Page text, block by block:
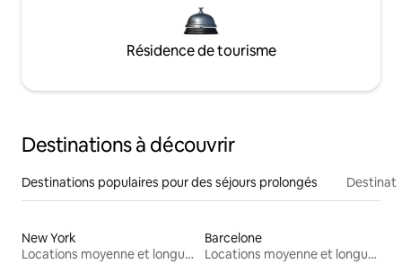
Résidence de tourisme
Destinations à découvrir
Destinations populaires pour des séjours prolongés
New York
Locations moyenne et longue durée
Barcelone
Locations moyenne et longue durée